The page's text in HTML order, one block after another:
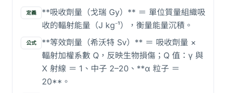
定義
**吸收劑量（戈瑞 Gy）** ＝ 單位質量組織吸
收的輻射能量（J kg⁻¹），衡量能量沉積。
公式
**等效劑量（希沃特 Sv）** ＝ 吸收劑量 ×
輻射加權系數 Q，反映生物損傷；Q 值：γ 與
X 射線 ＝ 1、中子 2–20、**α 粒子 ＝
20**。